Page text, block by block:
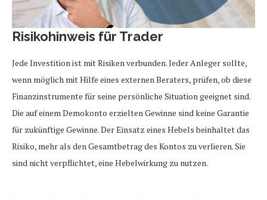
Risikohinweis für Trader
Jede Investition ist mit Risiken verbunden. Jeder Anleger sollte,
wenn möglich mit Hilfe eines externen Beraters, prüfen, ob diese
Finanzinstrumente für seine persönliche Situation geeignet sind.
Die auf einem Demokonto erzielten Gewinne sind keine Garantie
für zukünftige Gewinne. Der Einsatz eines Hebels beinhaltet das
Risiko, mehr als den Gesamtbetrag des Kontos zu verlieren. Sie
sind nicht verpflichtet, eine Hebelwirkung zu nutzen.